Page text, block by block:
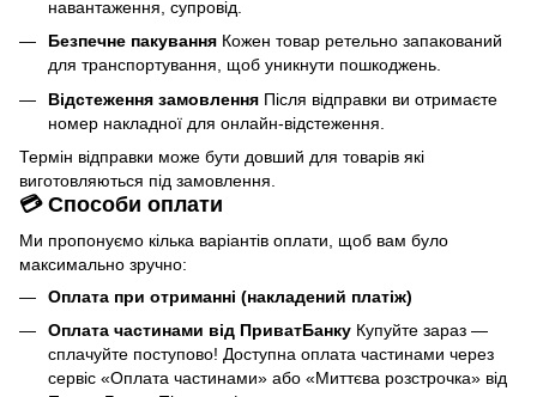
навантаження, супровід.
Безпечне пакування Кожен товар ретельно запакований
для транспортування, щоб уникнути пошкоджень.
Відстеження замовлення Після відправки ви отримаєте
номер накладної для онлайн-відстеження.
Термін відправки може бути довший для товарів які
виготовляються під замовлення.
💳 Способи оплати
Ми пропонуємо кілька варіантів оплати, щоб вам було
максимально зручно:
Оплата при отриманні (накладений платіж)
Оплата частинами від ПриватБанку Купуйте зараз —
сплачуйте поступово! Доступна оплата частинами через
сервіс «Оплата частинами» або «Миттєва розстрочка» від